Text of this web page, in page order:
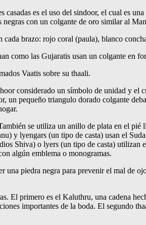
es el uso del sindoor, el cual es
con un colgante de oro similar al
brazo: rojo coral (paula), blanco
como las Gujaratis usan un colgante en
Vaatis sobre su thaali.
considerado un símbolo de unidad y el
un pequeño triangulo dorado colgante
se utiliza un anillo de plata en el
y lyengars (un tipo de casta) usan el
Shiva) o lyers (un tipo de casta) utilizan
algún emblema o monogramas.
piedra negra para prevenir el mal de
El primero es el Kaluthru, una cadena
importantes de la boda. El segundo